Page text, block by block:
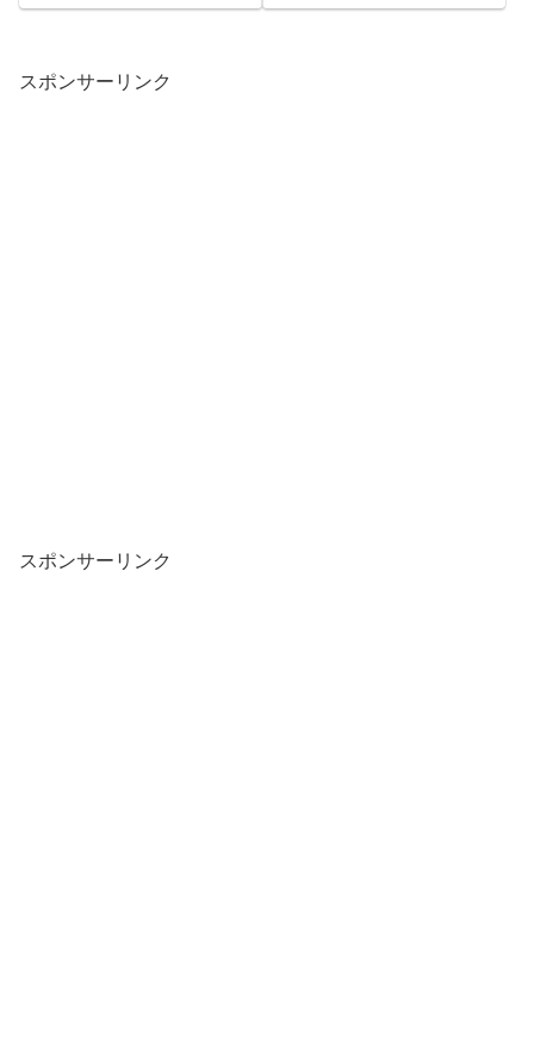
スポンサーリンク
スポンサーリンク